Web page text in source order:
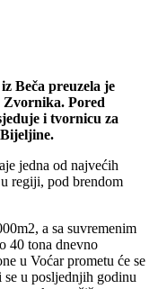
Beča preuzela je
Pored
i tvornicu za
jedna od najvećih
regiji, pod brendom
a sa suvremenim
40 tona dnevno
u Voćar prometu će se
u posljednjih godinu